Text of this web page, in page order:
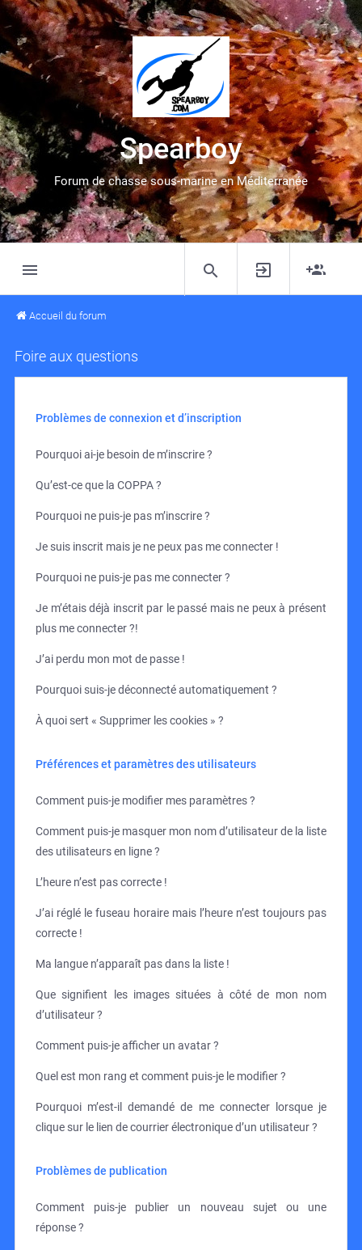
Spearboy
Forum de chasse sous-marine en Méditerranée
Accueil du forum
Foire aux questions
Problèmes de connexion et d’inscription
Pourquoi ai-je besoin de m’inscrire ?
Qu’est-ce que la COPPA ?
Pourquoi ne puis-je pas m’inscrire ?
Je suis inscrit mais je ne peux pas me connecter !
Pourquoi ne puis-je pas me connecter ?
Je m’étais déjà inscrit par le passé mais ne peux à présent
plus me connecter ?!
J’ai perdu mon mot de passe !
Pourquoi suis-je déconnecté automatiquement ?
À quoi sert « Supprimer les cookies » ?
Préférences et paramètres des utilisateurs
Comment puis-je modifier mes paramètres ?
Comment puis-je masquer mon nom d’utilisateur de la liste
des utilisateurs en ligne ?
L’heure n’est pas correcte !
J’ai réglé le fuseau horaire mais l’heure n’est toujours pas
correcte !
Ma langue n’apparaît pas dans la liste !
Que signifient les images situées à côté de mon nom
d’utilisateur ?
Comment puis-je afficher un avatar ?
Quel est mon rang et comment puis-je le modifier ?
Pourquoi m’est-il demandé de me connecter lorsque je
clique sur le lien de courrier électronique d’un utilisateur ?
Problèmes de publication
Comment puis-je publier un nouveau sujet ou une
réponse ?